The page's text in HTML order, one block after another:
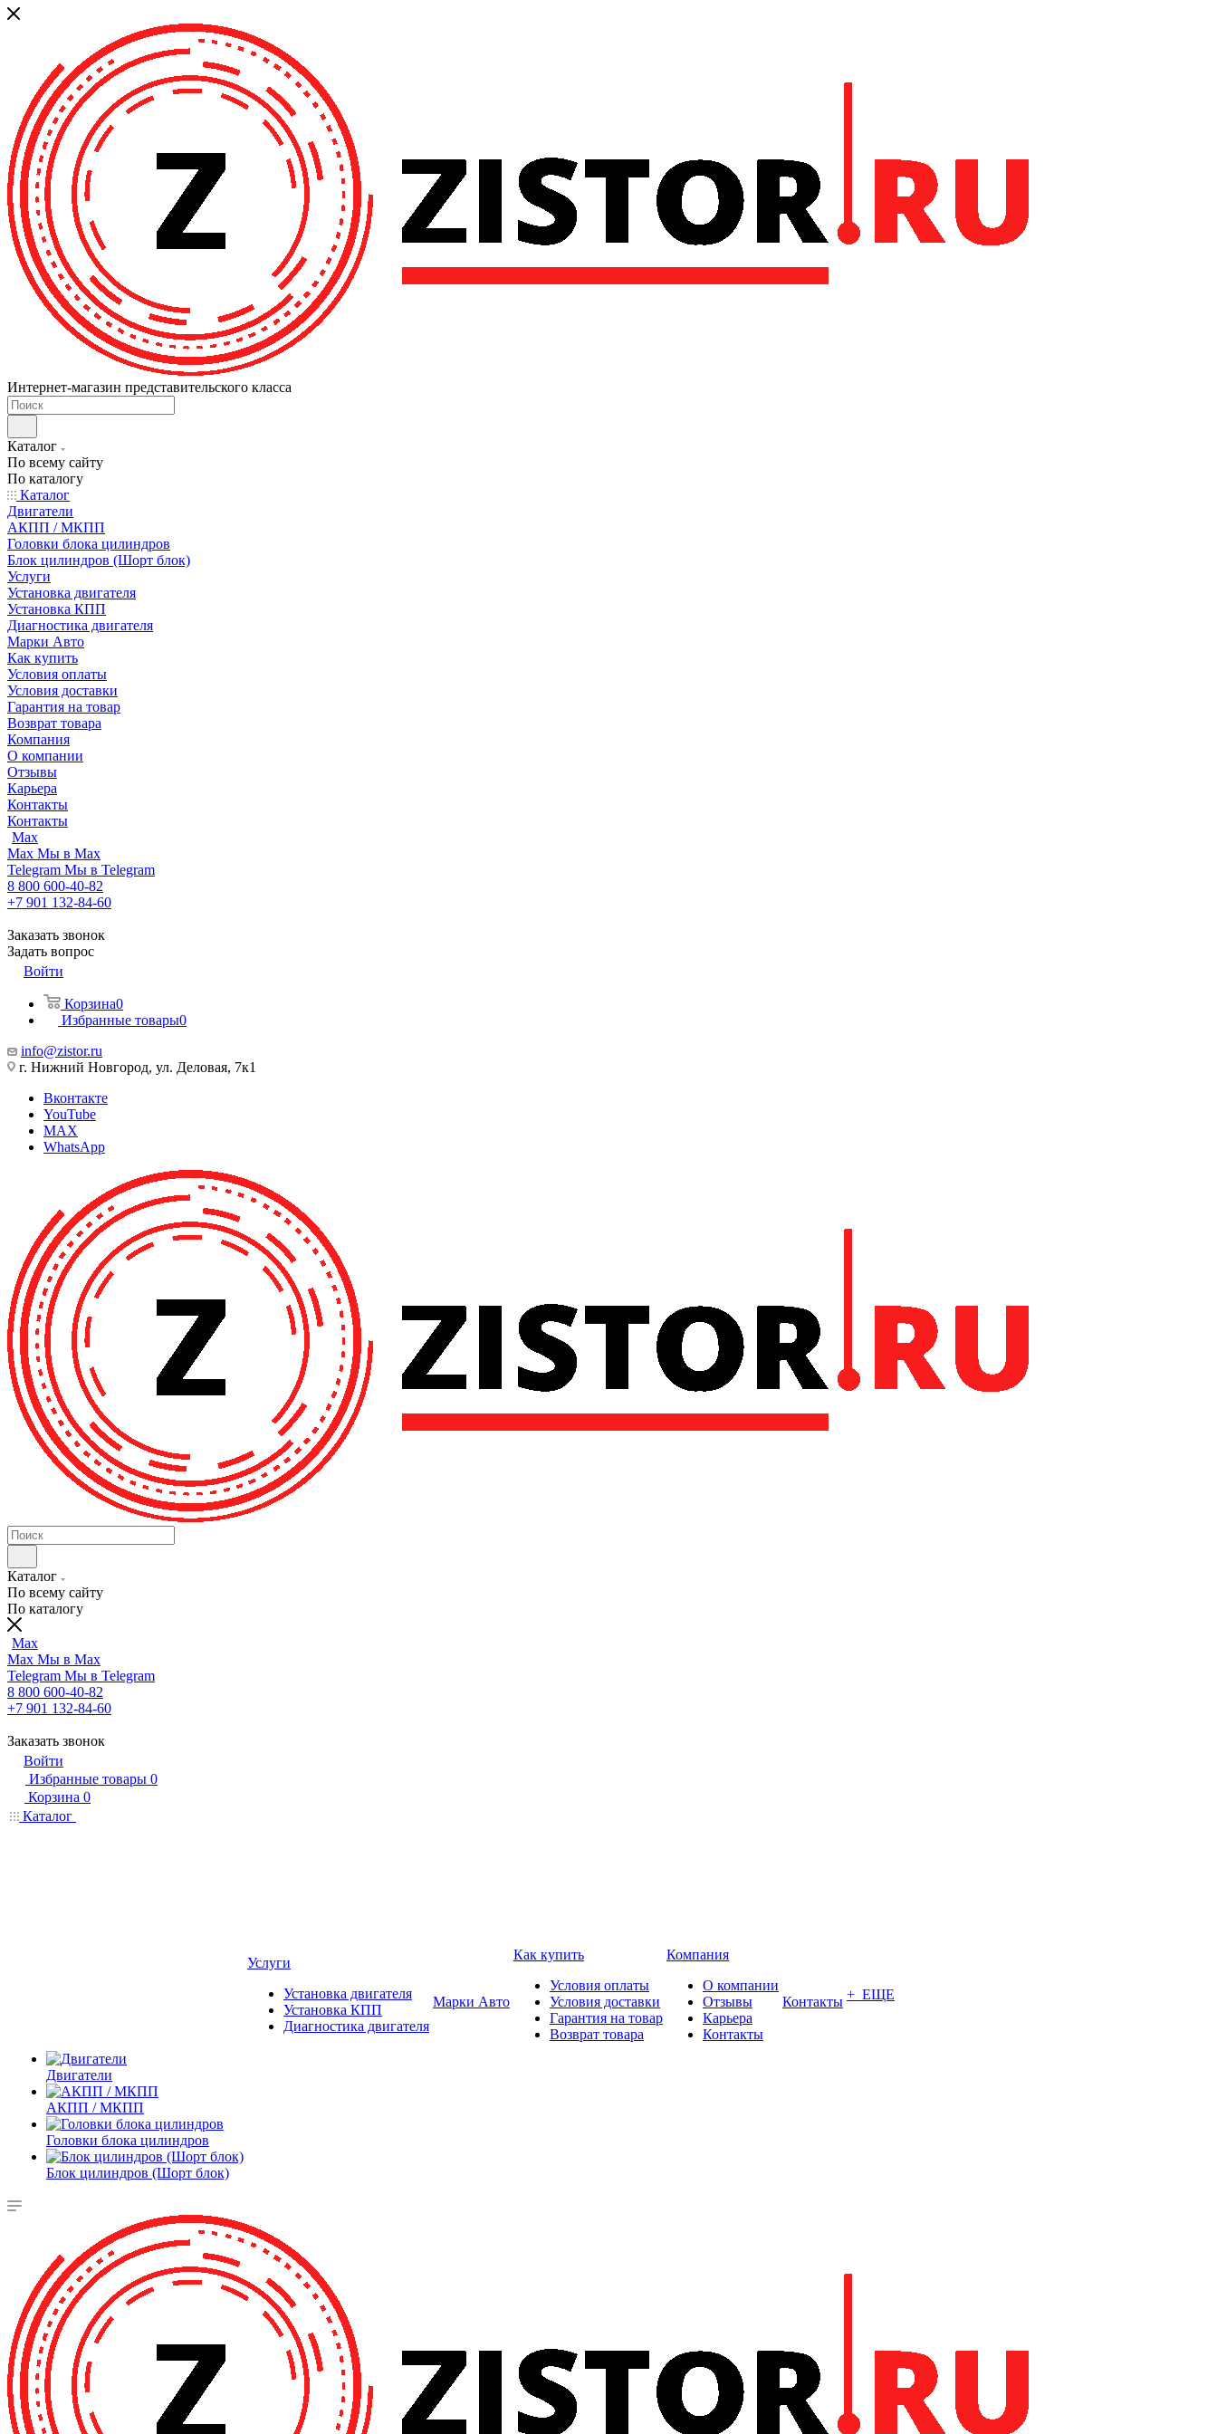
Интернет-магазин представительского класса
Каталог
По всему сайту
По каталогу
Каталог
Двигатели
АКПП / МКПП
Головки блока цилиндров
Блок цилиндров (Шорт блок)
Услуги
Установка двигателя
Установка КПП
Диагностика двигателя
Марки Авто
Как купить
Условия оплаты
Условия доставки
Гарантия на товар
Возврат товара
Компания
О компании
Отзывы
Карьера
Контакты
Контакты
Max
Max Мы в Max
Telegram Мы в Telegram
8 800 600-40-82
+7 901 132-84-60
Заказать звонок
Задать вопрос
Войти
Корзина0
Избранные товары0
info@zistor.ru
г. Нижний Новгород, ул. Деловая, 7к1
Вконтакте
YouTube
MAX
WhatsApp
Каталог
По всему сайту
По каталогу
Max
Max Мы в Max
Telegram Мы в Telegram
8 800 600-40-82
+7 901 132-84-60
Заказать звонок
Войти
Избранные товары 0
Корзина 0
Каталог
Двигатели
АКПП / МКПП
Головки блока цилиндров
Блок цилиндров (Шорт блок)
Услуги
Установка двигателя
Установка КПП
Диагностика двигателя
Марки Авто
Как купить
Условия оплаты
Условия доставки
Гарантия на товар
Возврат товара
Компания
О компании
Отзывы
Карьера
Контакты
Контакты + ЕЩЕ